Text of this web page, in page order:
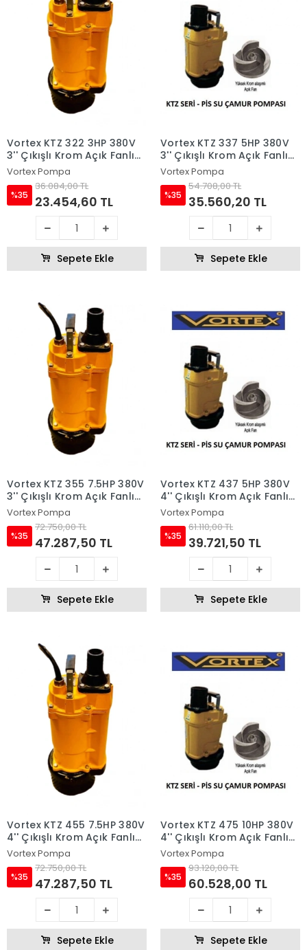
Vortex KTZ 322 3HP 380V
3'' Çıkışlı Krom Açık Fanlı
Dalgıç Pompa
Vortex Pompa
%35
36.084,00 TL
23.454,60 TL
Sepete Ekle
Vortex KTZ 337 5HP 380V
3'' Çıkışlı Krom Açık Fanlı
Dalgıç Pompa
Vortex Pompa
%35
54.708,00 TL
35.560,20 TL
Sepete Ekle
Vortex KTZ 355 7.5HP 380V
3'' Çıkışlı Krom Açık Fanlı
Dalgıç Pompa
Vortex Pompa
%35
72.750,00 TL
47.287,50 TL
Sepete Ekle
Vortex KTZ 437 5HP 380V
4'' Çıkışlı Krom Açık Fanlı
Dalgıç Pompa
Vortex Pompa
%35
61.110,00 TL
39.721,50 TL
Sepete Ekle
Vortex KTZ 455 7.5HP 380V
4'' Çıkışlı Krom Açık Fanlı
Dalgıç Pompa
Vortex Pompa
%35
72.750,00 TL
47.287,50 TL
Sepete Ekle
Vortex KTZ 475 10HP 380V
4'' Çıkışlı Krom Açık Fanlı
Dalgıç Pompa
Vortex Pompa
%35
93.120,00 TL
60.528,00 TL
Sepete Ekle